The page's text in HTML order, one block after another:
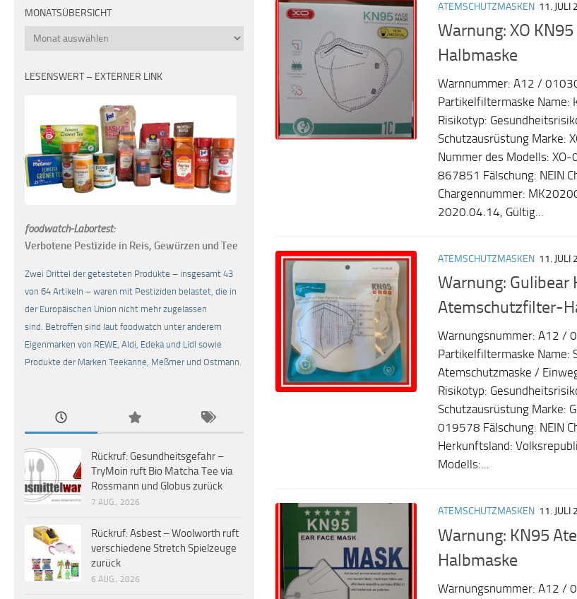
ATEMSCHUTZMASKEN 11. JULI
Warnung: XO
Halbmaske
Warnnummer: A12 /
Partikelfiltermaske Name:
Risikotyp:
Schutzausrüstung Marke:
Nummer des Modells:
867851 Fälschung: NEIN
Chargennummer:
2020.04.14, Gültig...
ATEMSCHUTZMASKEN 11. JULI
Warnung: Gulibear
Atemschutzfilter-
Warnungsnummer: A12 /
Partikelfiltermaske Name:
Atemschutzmaske /
Risikotyp:
Schutzausrüstung Marke:
019578 Fälschung: NEIN
Herkunftsland:
Modells:...
ATEMSCHUTZMASKEN 11. JULI
Warnung: KN95
Halbmaske
Warnungsnummer: A12 /
MONATSÜBERSICHT
Monatsübersicht
LESENSWERT – EXTERNER LINK
foodwatch-Labortest:
Verbotene Pestizide in Reis, Gewürzen und Tee
Zwei Drittel der getesteten Produkte – insgesamt 43
von 64 Artikeln – waren mit Pestiziden belastet, die in
der Europäischen Union nicht mehr zugelassen
sind. Betroffen sind laut foodwatch unter anderem
Eigenmarken von REWE, Aldi, Edeka und Lidl sowie
Produkte der Marken Teekanne, Meßmer und Ostmann.
Rückruf: Gesundheitsgefahr –
TryMoin ruft Bio Matcha Tee via
Rossmann und Globus zurück
7 AUG., 2026
Rückruf: Asbest – Woolworth ruft
verschiedene Stretch Spielzeuge
zurück
6 AUG., 2026